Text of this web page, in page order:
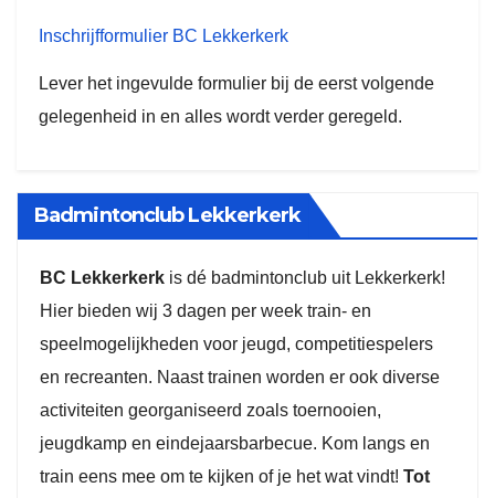
Inschrijfformulier BC Lekkerkerk
Lever het ingevulde formulier bij de eerst volgende
gelegenheid in en alles wordt verder geregeld.
Badmintonclub Lekkerkerk
BC Lekkerkerk is dé badmintonclub uit Lekkerkerk!
Hier bieden wij 3 dagen per week train- en
speelmogelijkheden voor jeugd, competitiespelers
en recreanten. Naast trainen worden er ook diverse
activiteiten georganiseerd zoals toernooien,
jeugdkamp en eindejaarsbarbecue. Kom langs en
train eens mee om te kijken of je het wat vindt! Tot